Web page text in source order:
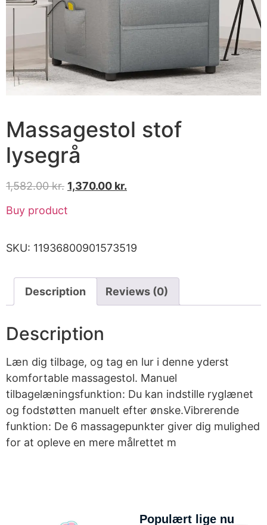
Massagestol stof
lysegrå
1,582.00kr. 1,370.00 kr.
Buy product
SKU: 11936800901573519
Description Reviews (0)
Description
Læn dig tilbage, og tag en lur i denne yderst
komfortable massagestol. Manuel
tilbagelæningsfunktion: Du kan indstille ryglænet
og fodstøtten manuelt efter ønske.Vibrerende
funktion: De 6 massagepunkter giver dig mulighed
for at opleve en mere målrettet m
Populært lige nu